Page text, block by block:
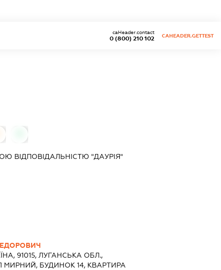
0 (800) 210 102
caHeader.contact
CAHEADER.GETTEST
ВІДПОВІДАЛЬНІСТЮ "ДАУРІЯ"
91015, ЛУГАНСЬКА ОБЛ.,
МИРНИЙ, БУДИНОК 14, КВАРТИРА